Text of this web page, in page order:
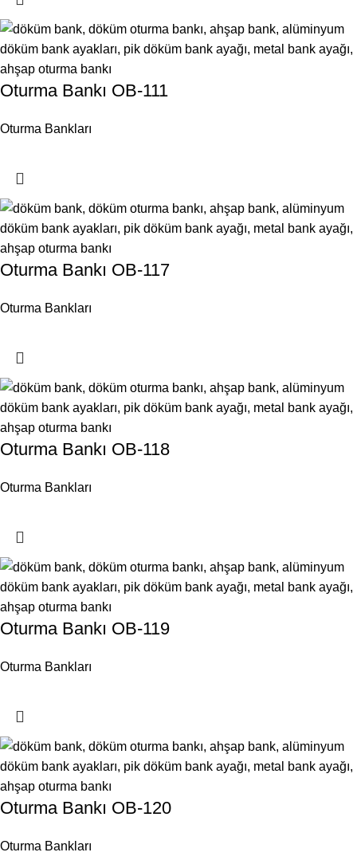
Oturma Bankı OB-111
Oturma Bankları
Oturma Bankı OB-117
Oturma Bankları
Oturma Bankı OB-118
Oturma Bankları
Oturma Bankı OB-119
Oturma Bankları
Oturma Bankı OB-120
Oturma Bankları